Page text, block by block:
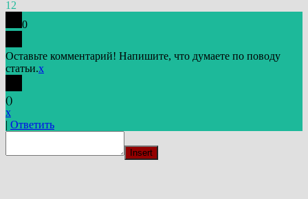
12
0
Оставьте комментарий! Напишите, что думаете по поводу
статьи.x
()
x
| Ответить
Insert